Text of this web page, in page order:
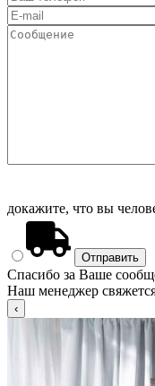
докажите, что вы
Спасибо за Ваше
Наш менеджер